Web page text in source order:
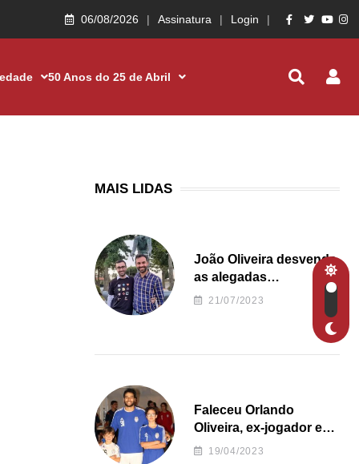
06/08/2026 Assinatura Login
50 Anos do 25 de Abril
MAIS LIDAS
João Oliveira desvenda
as alegadas
irregularidades da
Junta de Freguesia S.
21/07/2023
Faleceu Orlando
Oliveira, ex-jogador e
treinador da formação
19/04/2023